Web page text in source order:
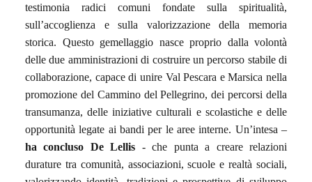
testimonia radici comuni fondate sulla spiritualità,
sull’accoglienza e sulla valorizzazione della memoria
storica. Questo gemellaggio nasce proprio dalla volontà
delle due amministrazioni di costruire un percorso stabile di
collaborazione, capace di unire Val Pescara e Marsica nella
promozione del Cammino del Pellegrino, dei percorsi della
transumanza, delle iniziative culturali e scolastiche e delle
opportunità legate ai bandi per le aree interne. Un’intesa –
ha concluso De Lellis - che punta a creare relazioni
durature tra comunità, associazioni, scuole e realtà sociali,